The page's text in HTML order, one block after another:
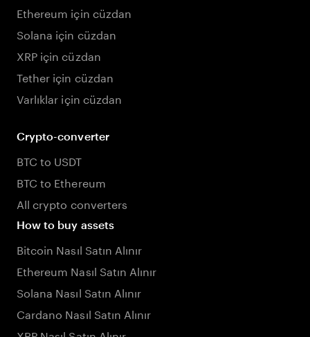
Ethereum için cüzdan
Solana için cüzdan
XRP için cüzdan
Tether için cüzdan
Varlıklar için cüzdan
Crypto-converter
BTC to USDT
BTC to Ethereum
All crypto converters
How to buy assets
Bitcoin Nasıl Satın Alınır
Ethereum Nasıl Satın Alınır
Solana Nasıl Satın Alınır
Cardano Nasıl Satın Alınır